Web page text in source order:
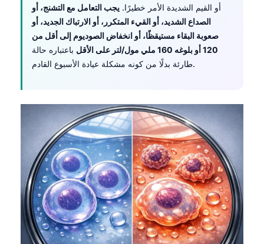
أو القيم الشديدة الأمر خطيرًا. يجب التعامل مع التشنج، أو
الصداع الشديد، أو القيء المتكرر، أو الارتباك الجديد، أو
صعوبة البقاء مستيقظًا، أو انخفاض الصوديوم إلى أقل من
120 أو بلوغه 160 ملي مول/لتر على الأقل
باعتباره حالة
طارئة بدلًا من كونه مشكلة عيادة الأسبوع القادم.
Kiswahili
አማርኛ
Українська
O‘zbekcha
Català
Қазақ тілі
Suomi
Hrvatski
كوردی‎
پښتو
سنڌي
සිංහල